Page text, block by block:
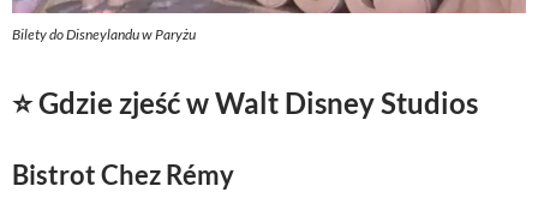
Bilety do Disneylandu w Paryżu
⭐ Gdzie zjeść w Walt Disney Studios
Bistrot Chez Rémy